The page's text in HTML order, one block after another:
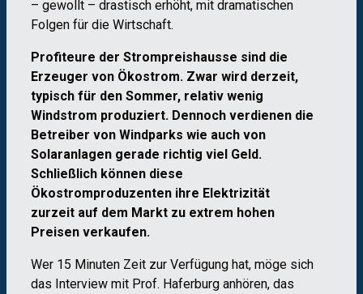
– gewollt – drastisch erhöht, mit dramatischen
Folgen für die Wirtschaft.
Profiteure der Strompreishausse sind die
Erzeuger von Ökostrom. Zwar wird derzeit,
typisch für den Sommer, relativ wenig
Windstrom produziert. Dennoch verdienen die
Betreiber von Windparks wie auch von
Solaranlagen gerade richtig viel Geld.
Schließlich können diese
Ökostromproduzenten ihre Elektrizität
zurzeit auf dem Markt zu extrem hohen
Preisen verkaufen.
Wer 15 Minuten Zeit zur Verfügung hat, möge sich
das Interview mit Prof. Haferburg anhören, das